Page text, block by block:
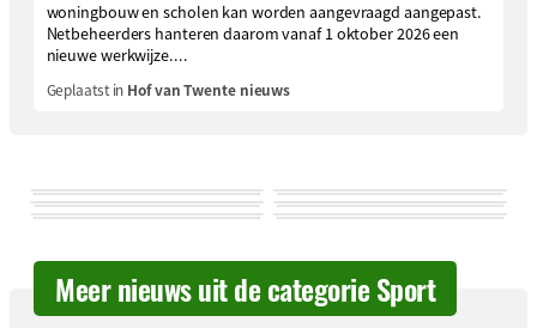
woningbouw en scholen kan worden aangevraagd aangepast.
Netbeheerders hanteren daarom vanaf 1 oktober 2026 een
nieuwe werkwijze....
Geplaatst in Hof van Twente nieuws
Meer nieuws uit de categorie Sport